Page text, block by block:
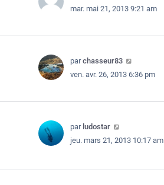
mar. mai 21, 2013 9:21 am
parchasseur83
ven. avr. 26, 2013 6:36 pm
par ludostar
jeu. mars 21, 2013 10:17 am